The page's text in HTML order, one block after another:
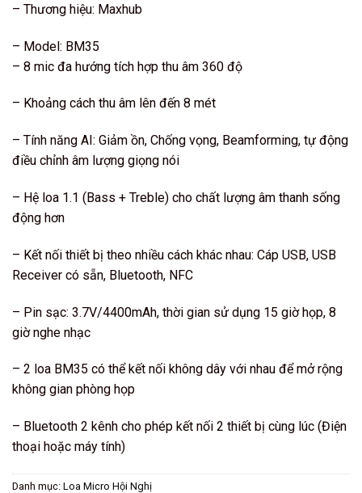
– Thương hiệu: Maxhub
– Model: BM35
– 8 mic đa hướng tích hợp thu âm 360 độ
– Khoảng cách thu âm lên đến 8 mét
– Tính năng AI: Giảm ồn, Chống vọng, Beamforming, tự động
điều chỉnh âm lượng giọng nói
– Hệ loa 1.1 (Bass + Treble) cho chất lượng âm thanh sống
động hơn
– Kết nối thiết bị theo nhiều cách khác nhau: Cáp USB, USB
Receiver có sẵn, Bluetooth, NFC
– Pin sạc: 3.7V/4400mAh, thời gian sử dụng 15 giờ họp, 8
giờ nghe nhạc
– 2 loa BM35 có thể kết nối không dây với nhau để mở rộng
không gian phòng họp
– Bluetooth 2 kênh cho phép kết nối 2 thiết bị cùng lúc (Điện
thoại hoặc máy tính)
Danh mục: Loa Micro Hội Nghị